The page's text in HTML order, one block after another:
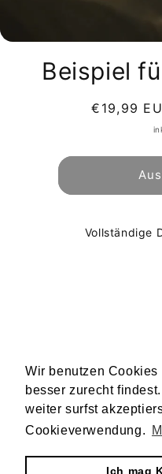
Wir benutzen Cookies
besser zurecht
weiter surfst
Cookieverwendung.
Ich mag
Beispiel
Normaler
€19,99
Vollständige
Check
E-Mail